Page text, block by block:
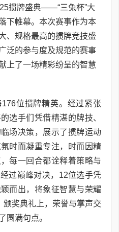
掼牌盛典——“三兔杯”大
下帷幕。本次赛事作为本
、规格最高的掼牌竞技盛
泛的参与度及规范的赛事
上了一场精彩纷呈的智慧
位掼牌精英。经过紧张
选手们凭借精湛的牌技、
场决策，展示了掼牌运动
时而凝重专注，时而因精
每一回合都诠释着策略与
过巅峰对决，12位选手凭
而出，将象征智慧与荣耀
颁奖典礼上，荣誉与掌声交
圆满句点。